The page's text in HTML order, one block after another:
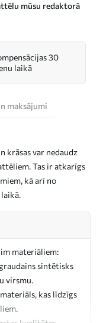
mūsu redaktorā
30
laikā
maksājumi
krāsas var nedaudz
Tas ir atkarīgs
kā arī no
materiāliem:
sintētisks
virsmu.
kas līdzīgs